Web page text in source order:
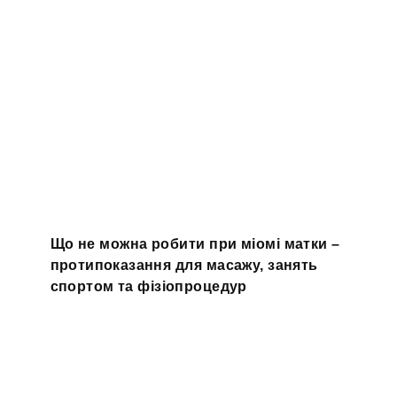
Що не можна робити при міомі матки –
протипоказання для масажу, занять
спортом та фізіопроцедур